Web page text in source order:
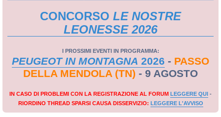
CONCORSO LE NOSTRE
LEONESSE 2026
I PROSSIMI EVENTI IN PROGRAMMA:
PEUGEOT IN MONTAGNA 2026 - PASSO
DELLA MENDOLA (TN) - 9 AGOSTO
IN CASO DI PROBLEMI CON LA REGISTRAZIONE AL FORUM LEGGERE QUI -
RIORDINO THREAD SPARSI CAUSA DISSERVIZIO: LEGGERE L'AVVISO